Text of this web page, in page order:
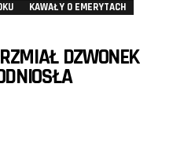
KAWAŁY O EMERYTACH
DZWONEK